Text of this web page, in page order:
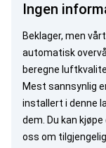
Ingen
Beklager, men
automatisk
beregne
Mest sannsynlig
installert i denne
dem. Du kan
oss om